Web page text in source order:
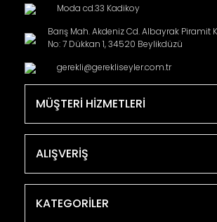
Moda cd.33 Kadikoy
Barış Mah. Akdeniz Cd. Albayrak Piramit
No: 7 Dükkan 1, 34520 Beylikdüzü
gerekli@gerekliseyler.com.tr
MÜŞTERİ HİZMETLERİ
ALIŞVERİŞ
KATEGORİLER